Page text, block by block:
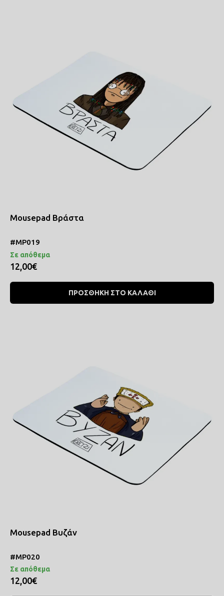
Mousepad Βράστα
#MP019
Σε απόθεμα
12,00€
ΠΡΟΣΘΗΚΗ ΣΤΟ ΚΑΛΑΘΙ
Mousepad Βυζάν
#MP020
Σε απόθεμα
12,00€